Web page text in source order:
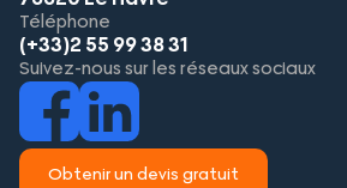
Téléphone
(+33)2 55 99 38 31
Suivez-nous sur les réseaux sociaux
Obtenir un devis gratuit